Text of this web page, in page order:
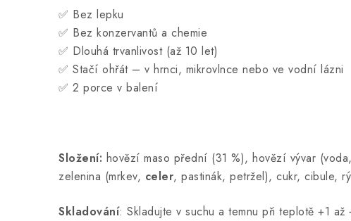
✅ Bez lepku
✅ Bez konzervantů a chemie
✅ Dlouhá trvanlivost (až 10 let)
✅ Stačí ohřát – v hrnci, mikrovlnce nebo ve vodní lázni
✅ 2 porce v balení
Složení: hovězí maso přední (31 %), hovězí vývar
zelenina (mrkev, celer, pastinák, petržel), cukr, cibule,
Skladování: Skladujte v suchu a temnu při teplotě +1